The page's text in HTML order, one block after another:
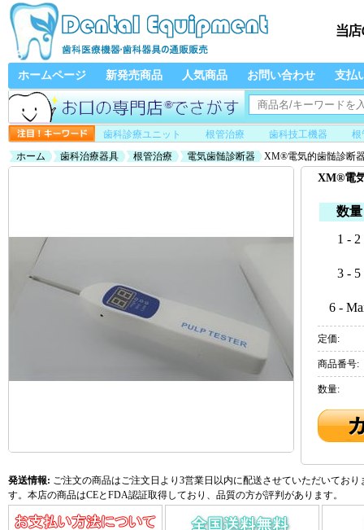
ホームページ 新発売商品 人気商品 お問い合わせ 支払
歯科診療ユニット 根管治療 歯科技工機器
根
ホーム
歯科治療器具 根管治療 電気歯髄診断器 XM®電気的歯髄診断
XM®電
数量
1 - 2
3 - 5
6 -
定価:
商品番号:
数量:
発送情報: ご注文の商品はご注文日より3営業日以内に配送させていただいてお
す。本店の商品はCEとFDA認証取得しており、品質の方が評判があります。